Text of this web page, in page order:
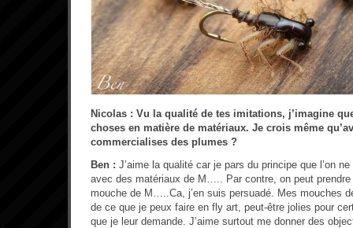
Nicolas : Vu la qualité de tes imitations, j’imagine
choses en matière de matériaux. Je crois même
commercialises des plumes ?
Ben : J’aime la qualité car je pars du principe que l’on
avec des matériaux de M….. Par contre, on peut
mouche de M…..Ca, j’en suis persuadé. Mes mouches
de ce que je peux faire en fly art, peut-être jolies pour
que je leur demande. J’aime surtout me donner des